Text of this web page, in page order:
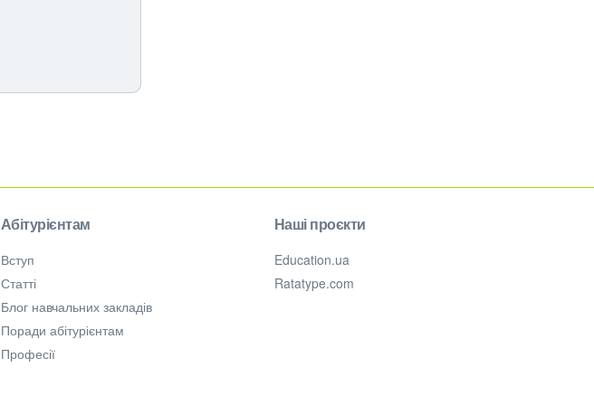
Абітурієнтам
Вступ
Статті
Блог навчальних закладів
Поради абітурієнтам
Професії
Наші проєкти
Education.ua
Ratatype.com